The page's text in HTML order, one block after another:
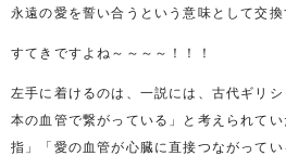
永遠の愛を誓い合うという意味として交
すてきですよね～～～～！！！
左手に着けるのは、一説には、古代ギリ
本の血管で繋がっている」と考えられて
指」「愛の血管が心臓に直接つながって